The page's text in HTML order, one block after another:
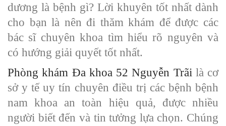
dương là bệnh gì? Lời khuyên tốt nhất dành
cho bạn là nên đi thăm khám để được các
bác sĩ chuyên khoa tìm hiểu rõ nguyên và
có hướng giải quyết tốt nhất.
Phòng khám Đa khoa 52 Nguyễn Trãi là cơ
sở y tế uy tín chuyên điều trị các bệnh bệnh
nam khoa an toàn hiệu quả, được nhiều
người biết đến và tin tưởng lựa chọn. Chúng